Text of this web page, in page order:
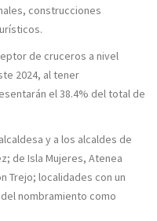
construcciones
de cruceros a nivel
2024, al tener
el 38.4% del total de
y a los alcaldes de
de Isla Mujeres, Atenea
Trejo; localidades con un
nombramiento como